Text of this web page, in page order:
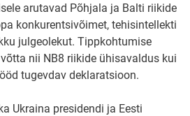
arutavad Põhjala ja Balti riikide
konkurentsivõimet, tehisintellekti
julgeolekut. Tippkohtumise
nii NB8 riikide ühisavaldus kui
tugevdav deklaratsioon.
Ukraina presidendi ja Eesti